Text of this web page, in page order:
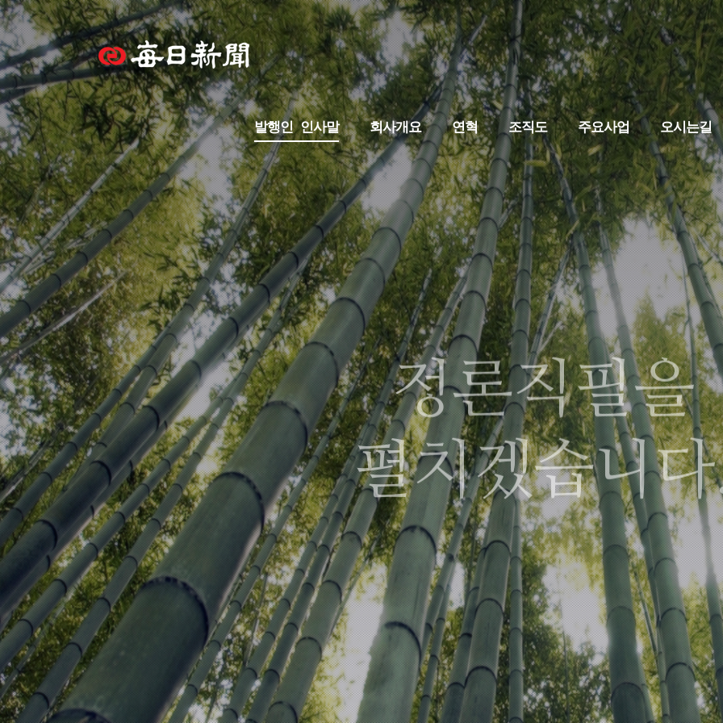
발행인 인사말 회사개요 연혁 조직도 주요사업 오시는길
정론직필을
펼치겠습니